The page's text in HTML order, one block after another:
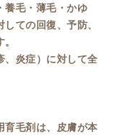
養毛・薄毛・かゆ
ての回復、予防、
、炎症）に対して全
育毛剤は、皮膚が本